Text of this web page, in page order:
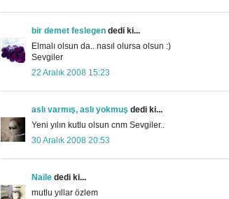
bir demet feslegen dedi ki...
Elmalı olsun da.. nasıl olursa olsun :)
Sevgiler
22 Aralık 2008 15:23
aslı varmış, aslı yokmuş dedi ki...
Yeni yılın kutlu olsun cnm Sevgiler..
30 Aralık 2008 20:53
Naile dedi ki...
mutlu yıllar özlem